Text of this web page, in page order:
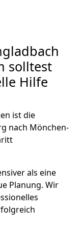
solltest
Hilfe
ist die
nach Mönchen­
als eine
Planung. Wir